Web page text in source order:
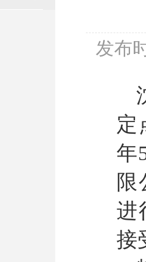
发布
定
年
限
进
接